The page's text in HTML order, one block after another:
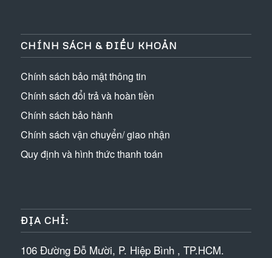
CHÍNH SÁCH & ĐIỀU KHOẢN
Chính sách bảo mật thông tin
Chính sách đổi trả và hoàn tiền
Chính sách bảo hành
Chính sách vận chuyển/ giao nhận
Quy định và hình thức thanh toán
ĐỊA CHỈ:
106 Đường Đỗ Mười, P. Hiệp Bình , TP.HCM.